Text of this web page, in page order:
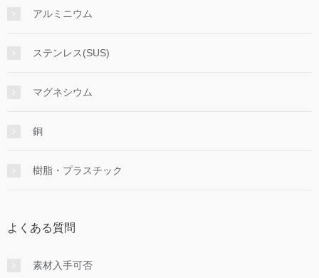
アルミニウム
ステンレス(SUS)
マグネシウム
銅
樹脂・プラスチック
よくある質問
素材入手可否